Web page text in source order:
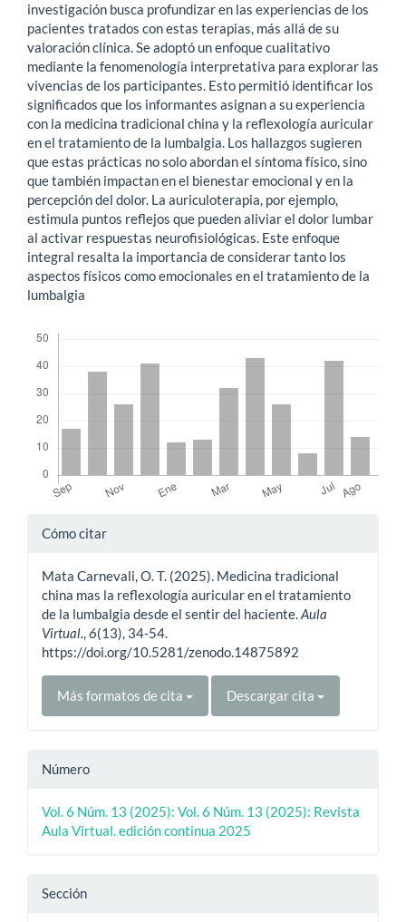
investigación busca profundizar en las experiencias de los
pacientes tratados con estas terapias, más allá de su
valoración clínica. Se adoptó un enfoque cualitativo
mediante la fenomenología interpretativa para explorar las
vivencias de los participantes. Esto permitió identificar los
significados que los informantes asignan a su experiencia
con la medicina tradicional china y la reflexología auricular
en el tratamiento de la lumbalgia. Los hallazgos sugieren
que estas prácticas no solo abordan el síntoma físico, sino
que también impactan en el bienestar emocional y en la
percepción del dolor. La auriculoterapia, por ejemplo,
estimula puntos reflejos que pueden aliviar el dolor lumbar
al activar respuestas neurofisiológicas. Este enfoque
integral resalta la importancia de considerar tanto los
aspectos físicos como emocionales en el tratamiento de la
lumbalgia
Detalles
artículo
Cómo citar
Mata Carnevali, O. T. (2025). Medicina tradicional
china mas la reflexología auricular en el tratamiento
de la lumbalgia desde el sentir del haciente.Aula
Virtual.,6(13), 34-54.
https://doi.org/10.5281/zenodo.14875892
Más formatos de cita Descargar cita
Número
Vol. 6 Núm. 13 (2025): Vol. 6 Núm. 13 (2025): Revista
Aula Virtual. edición continua 2025
Sección